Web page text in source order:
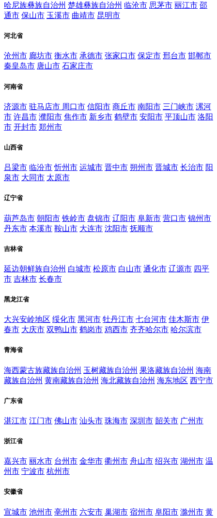
哈尼族彝族自治州 楚雄彝族自治州 临沧市 思茅市 丽江市 邵
通市 保山市 玉溪市 曲靖市 昆明市
河北省
沧州市 廊坊市 衡水市 承德市 张家口市 保定市 邢台市 邯郸市
秦皇岛市 唐山市 石家庄市
河南省
济源市 驻马店市 周口市 信阳市 商丘市 南阳市 三门峡市 漯河
市 许昌市 濮阳市 焦作市 新乡市 鹤壁市 安阳市 平顶山市 洛阳
市 开封市 郑州市
山西省
吕梁市 临汾市 忻州市 运城市 晋中市 朔州市 晋城市 长治市 阳
泉市 大同市 太原市
辽宁省
葫芦岛市 朝阳市 铁岭市 盘锦市 辽阳市 阜新市 营口市 锦州市
丹东市 本溪市 鞍山市 大连市 沈阳市 抚顺市
吉林省
延边朝鲜族自治州 白城市 松原市 白山市 通化市 辽源市 四平
市 吉林市 长春市
黑龙江省
大兴安岭地区 绥化市 黑河市 牡丹江市 七台河市 佳木斯市 伊
春市 大庆市 双鸭山市 鹤岗市 鸡西市 齐齐哈尔市 哈尔滨市
青海省
海西蒙古族藏族自治州 玉树藏族自治州 果洛藏族自治州 海南
藏族自治州 黄南藏族自治州 海北藏族自治州 海东地区 西宁市
广东省
湛江市 江门市 佛山市 汕头市 珠海市 深圳市 韶关市 广州市
浙江省
嘉兴市 丽水市 台州市 金华市 衢州市 舟山市 绍兴市 湖州市 温
州市 宁波市 杭州市
安徽省
宣城市 池州市 亳州市 六安市 巢湖市 宿州市 阜阳市 滁州市 黄